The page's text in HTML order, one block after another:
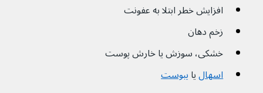
افزایش خطر ابتلا به عفونت
زخم دهان
خشکی، سوزش یا خارش پوست
اسهالیا یبوست